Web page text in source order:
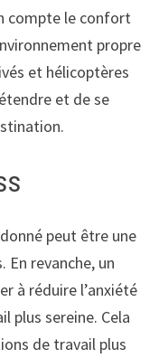
compte le confort
propre
et hélicoptères
et de se
peut être une
En revanche, un
à réduire l’anxiété
plus sereine. Cela
de travail plus